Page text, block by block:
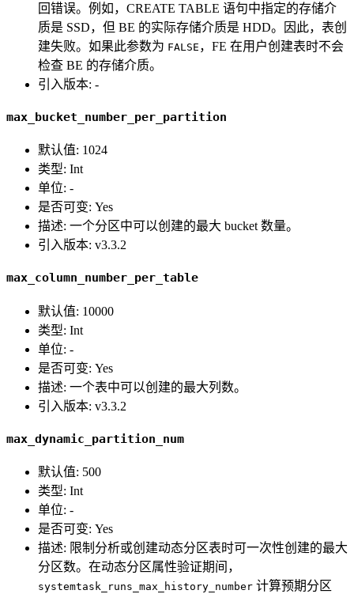
回错误。例如，CREATE TABLE 语句中指定的存储介
质是 SSD，但 BE 的实际存储介质是 HDD。因此，表创
建失败。如果此参数为 FALSE ，FE 在用户创建表时不会
检查 BE 的存储介质。
引入版本: -
max_bucket_number_per_partition
默认值: 1024
类型: Int
单位: -
是否可变: Yes
描述: 一个分区中可以创建的最大 bucket 数量。
引入版本: v3.3.2
max_column_number_per_table
默认值: 10000
类型: Int
单位: -
是否可变: Yes
描述: 一个表中可以创建的最大列数。
引入版本: v3.3.2
max_dynamic_partition_num
默认值: 500
类型: Int
单位: -
是否可变: Yes
描述: 限制分析或创建动态分区表时可一次性创建的最大
分区数。在动态分区属性验证期间，
systemtask_runs_max_history_number 计算预期分区